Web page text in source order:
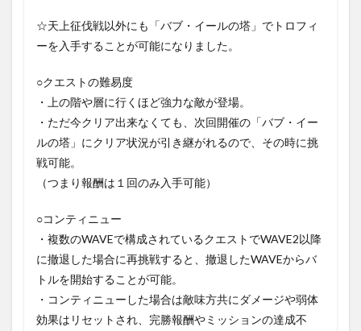
☆天上征伐戦以外にも「バブ・イールの塔」でトロフィ
ーを入手することが可能になりました。
○クエストの難易度
・上の階や層に行くほど強力な敵が登場。
・ただ今クリア出来なくても、次回開催の「バブ・イー
ルの塔」にクリア状況が引き継がれるので、その時に挑
戦可能。
（つまり報酬は１回のみ入手可能）
○コンティニュー
・複数のWAVEで構成されているクエストでWAVE2以降
に撤退した場合に再挑戦すると、撤退したWAVEからバ
トルを開始することが可能。
・コンティニューした場合は敵味方共にダメージや弱体
効果はリセットされ、完勝報酬やミッションの達成不